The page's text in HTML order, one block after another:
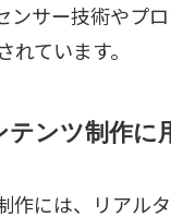
サー技術やプ
ています。
ンツ制作に
作には、リアル